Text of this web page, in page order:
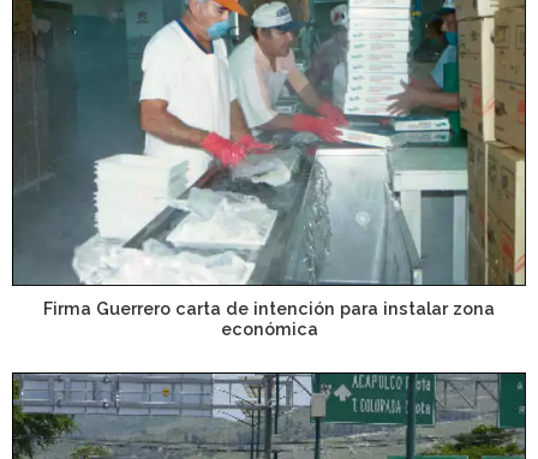
Firma Guerrero carta de intención para instalar zona
económica